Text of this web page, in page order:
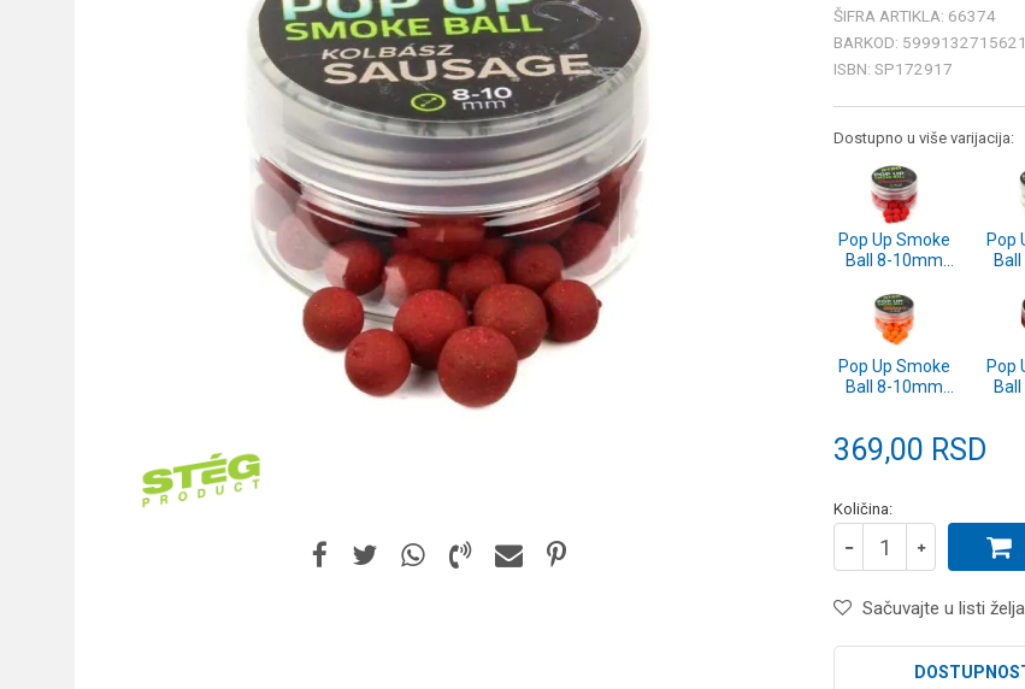
ŠIFRA ARTIKLA: 66374
BARKOD: 5999132715621
ISBN: SP172917
Dostupno u više varijacija:
Pop Up Smoke
Ball 8-10mm
(SP172920)
Pop
Pop Up Smoke
Ball 8-10mm
Pop
369,00 RSD
Količina:
Sačuvajte u listi želja